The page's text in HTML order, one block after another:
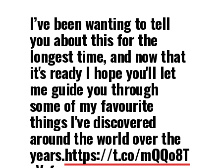
I’ve been wanting to tell
you about this for the
longest time, and now that
it's ready I hope you'll let
me guide you through
some of my favourite
things I've discovered
around the world over the
years.https://t.co/mQQo8T